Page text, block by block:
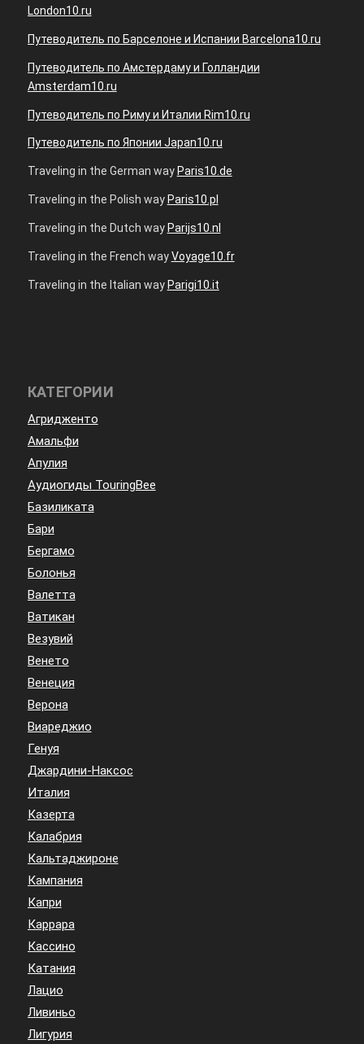
London10.ru
Путеводитель по Барселоне и Испании Barcelona10.ru
Путеводитель по Амстердаму и Голландии
Amsterdam10.ru
Путеводитель по Риму и Италии Rim10.ru
Путеводитель по Японии Japan10.ru
Traveling in the German way Paris10.de
Traveling in the Polish way Paris10.pl
Traveling in the Dutch way Parijs10.nl
Traveling in the French wayVoyage10.fr
Traveling in the Italian way Parigi10.it
КАТЕГОРИИ
Агридженто
Амальфи
Апулия
Аудиогиды TouringBee
Базиликата
Бари
Бергамо
Болонья
Валетта
Ватикан
Везувий
Венето
Венеция
Верона
Виареджио
Генуя
Джардини-Наксос
Италия
Казерта
Калабрия
Кальтаджироне
Кампания
Капри
Каррара
Кассино
Катания
Лацио
Ливиньо
Лигурия